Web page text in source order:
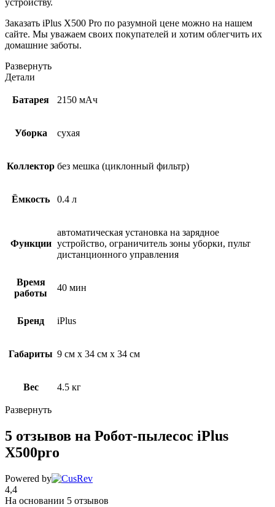
устройству.
Заказать iPlus X500 Pro по разумной цене можно на нашем
сайте. Мы уважаем своих покупателей и хотим облегчить их
домашние заботы.
Развернуть
Детали
Батарея 2150 мАч
Уборка сухая
Коллектор без мешка (циклонный фильтр)
Ёмкость 0.4 л
Функции
автоматическая установка на зарядное
устройство, ограничитель зоны уборки, пульт
дистанционного управления
Время
работы
40 мин
Бренд iPlus
Габариты 9 см х 34 см х 34 см
Вес 4.5 кг
Развернуть
5 отзывов на Робот-пылесос iPlus
X500pro
Powered by
4,4
На основании 5 отзывов